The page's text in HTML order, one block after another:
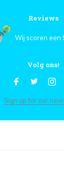
Reviews
Wij scoren een
Volg ons!
Sign up for our